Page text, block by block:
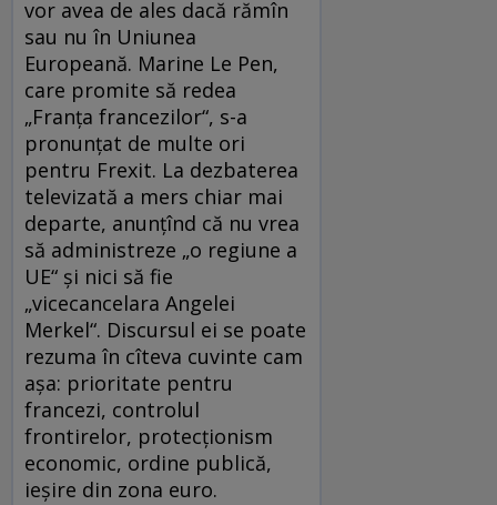
vor avea de ales dacă rămîn
sau nu în Uniunea
Europeană. Marine Le Pen,
care promite să redea
„Franţa francezilor“, s-a
pronunţat de multe ori
pentru Frexit. La dezbaterea
televizată a mers chiar mai
departe, anunţînd că nu vrea
să administreze „o regiune a
UE“ şi nici să fie
„vicecancelara Angelei
Merkel“. Discursul ei se poate
rezuma în cîteva cuvinte cam
aşa: prioritate pentru
francezi, controlul
frontirelor, protecţionism
economic, ordine publică,
ieşire din zona euro.